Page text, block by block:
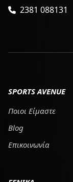
2381 088131
SPORTS AVENUE
Ποιοι Είμαστε
Blog
Επικοινωνία